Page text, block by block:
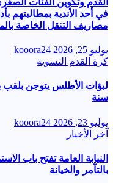
مصاريف التنقل الخاصة
يوليو 25, 2026
kooora24
كرة القدم النسوية
سنة
يوليو 23, 2026
kooora24
آخر الأخبار
النيابة العامة تفتح باب
بالتآمر والخيانة